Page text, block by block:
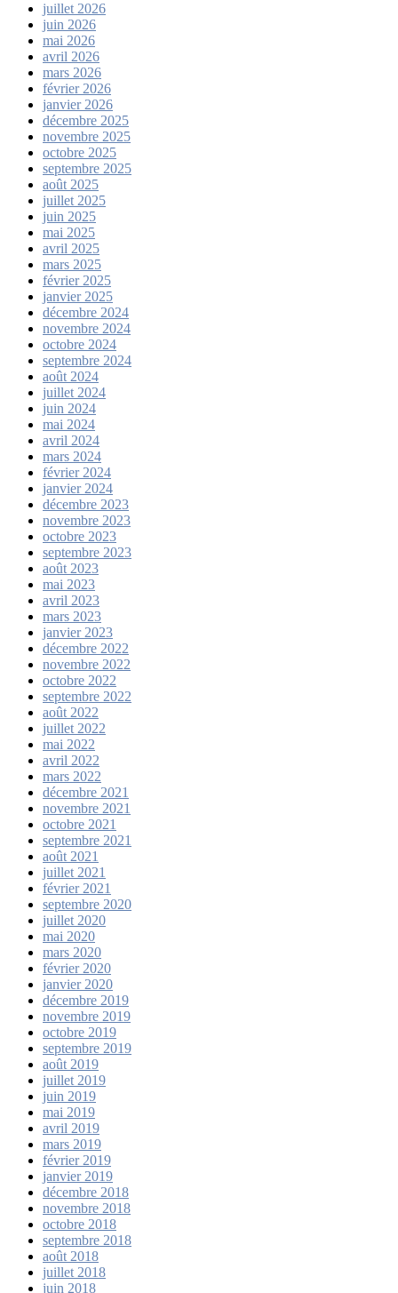
juillet 2026
juin 2026
mai 2026
avril 2026
mars 2026
février 2026
janvier 2026
décembre 2025
novembre 2025
octobre 2025
septembre 2025
août 2025
juillet 2025
juin 2025
mai 2025
avril 2025
mars 2025
février 2025
janvier 2025
décembre 2024
novembre 2024
octobre 2024
septembre 2024
août 2024
juillet 2024
juin 2024
mai 2024
avril 2024
mars 2024
février 2024
janvier 2024
décembre 2023
novembre 2023
octobre 2023
septembre 2023
août 2023
mai 2023
avril 2023
mars 2023
janvier 2023
décembre 2022
novembre 2022
octobre 2022
septembre 2022
août 2022
juillet 2022
mai 2022
avril 2022
mars 2022
décembre 2021
novembre 2021
octobre 2021
septembre 2021
août 2021
juillet 2021
février 2021
septembre 2020
juillet 2020
mai 2020
mars 2020
février 2020
janvier 2020
décembre 2019
novembre 2019
octobre 2019
septembre 2019
août 2019
juillet 2019
juin 2019
mai 2019
avril 2019
mars 2019
février 2019
janvier 2019
décembre 2018
novembre 2018
octobre 2018
septembre 2018
août 2018
juillet 2018
juin 2018